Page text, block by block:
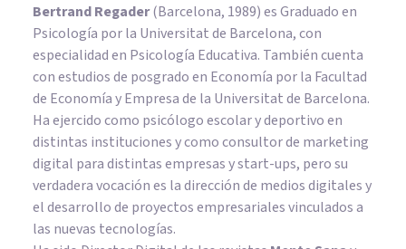
Bertrand Regader(Barcelona, 1989) es Graduado en
Psicología por la Universitat de Barcelona, con
especialidad en Psicología Educativa. También cuenta
con estudios de posgrado en Economía por la Facultad
de Economía y Empresa de la Universitat de Barcelona.
Ha ejercido como psicólogo escolar y deportivo en
distintas instituciones y como consultor de marketing
digital para distintas empresas y start-ups, pero su
verdadera vocación es la dirección de medios digitales y
el desarrollo de proyectos empresariales vinculados a
las nuevas tecnologías.